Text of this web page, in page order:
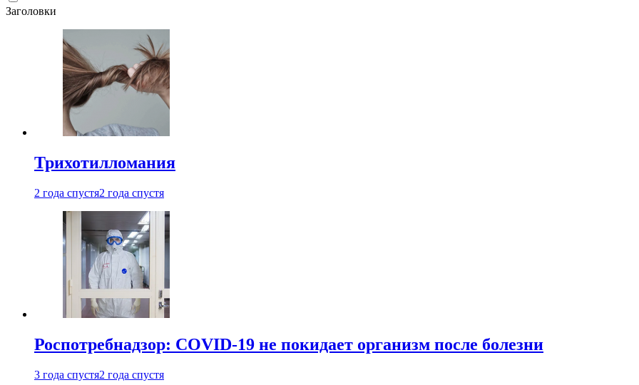
Заголовки
Трихотилломания
2 года спустя2 года спустя
Роспотребнадзор: COVID-19 не покидает организм после болезни
3 года спустя2 года спустя